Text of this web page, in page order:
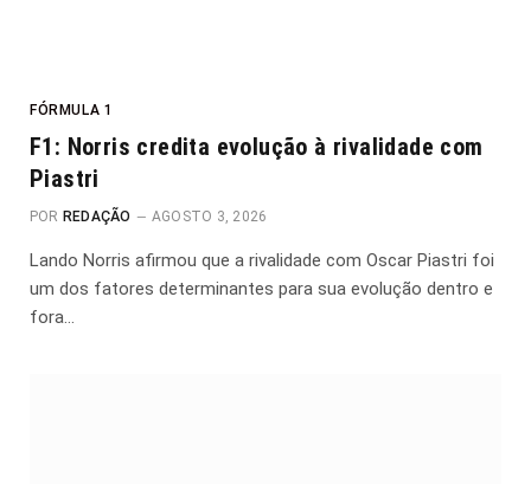
FÓRMULA 1
F1: Norris credita evolução à rivalidade com
Piastri
POR REDAÇÃO AGOSTO 3, 2026
Lando Norris afirmou que a rivalidade com Oscar Piastri foi
um dos fatores determinantes para sua evolução dentro e
fora…